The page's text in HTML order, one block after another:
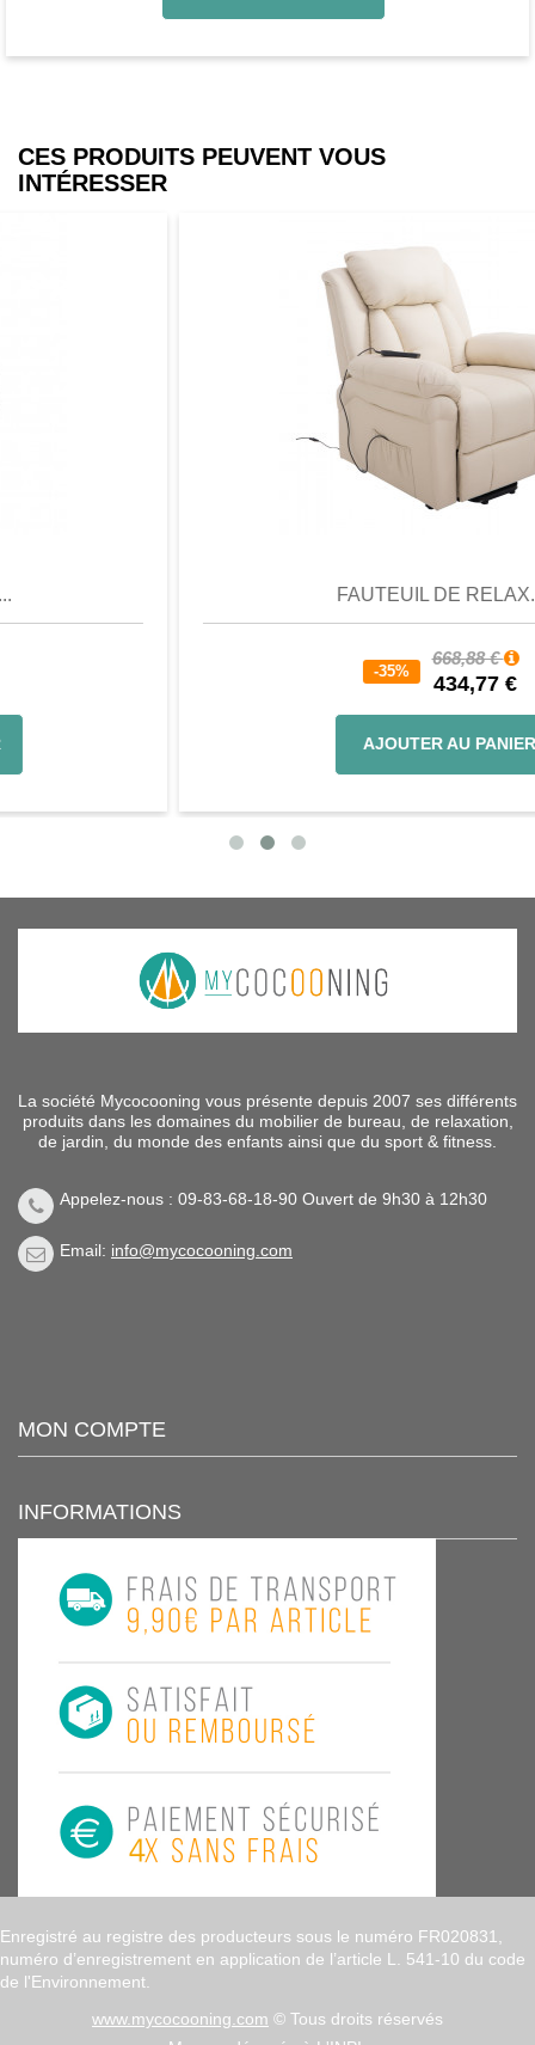
CES PRODUITS PEUVENT VOUS
INTÉRESSER
FAUTEUIL DE RELAX...
AJOUTER AU PANIER
Comparer
La société Mycocooning vous présente depuis 2007 ses différents
produits dans les domaines du mobilier de bureau, de relaxation,
de jardin, du monde des enfants ainsi que du sport & fitness.
Appelez-nous : 09-83-68-18-90 Ouvert de 9h30 à 12h30
Email: info@mycocooning.com
MON COMPTE
INFORMATIONS
Enregistré au registre des producteurs sous le numéro FR020831,
numéro d’enregistrement en application de l’article L. 541-10 du code
de l'Environnement.
www.mycocooning.com © Tous droits réservés